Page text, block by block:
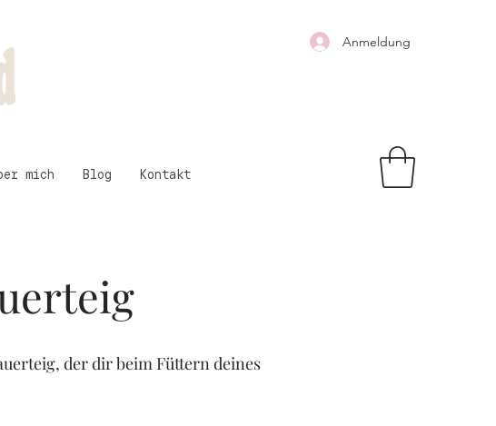
Anmeldung
mich Blog Kontakt
der dirbeim Fütterndeines